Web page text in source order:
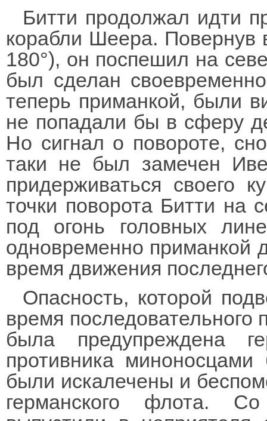
Битти продолжал идти
корабли Шеера. Повернув
180°), он поспешил на
был сделан
теперь приманкой, были
не попадали бы в сферу
Но сигнал о повороте,
таки не был замечен
придерживаться своего
точки поворота Битти на
под огонь головных
одновременно
время движения
Опасность, которой
время последовательного
была предупреждена
противника
были искалечены и
германского флота.